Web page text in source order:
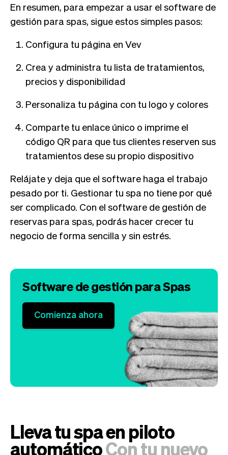
En resumen, para empezar a usar el software de
gestión para spas, sigue estos simples pasos:
Configura tu página en Vev
Crea y administra tu lista de tratamientos,
precios y disponibilidad
Personaliza tu página con tu logo y colores
Comparte tu enlace único o imprime el
código QR para que tus clientes reserven sus
tratamientos dese su propio dispositivo
Relájate y deja que el software haga el trabajo
pesado por ti. Gestionar tu spa no tiene por qué
ser complicado. Con el software de gestión de
reservas para spas, podrás hacer crecer tu
negocio de forma sencilla y sin estrés.
Software de gestión para Spas
Comienza ahora
Lleva tu spa en piloto
automáticoCon tu nuevo